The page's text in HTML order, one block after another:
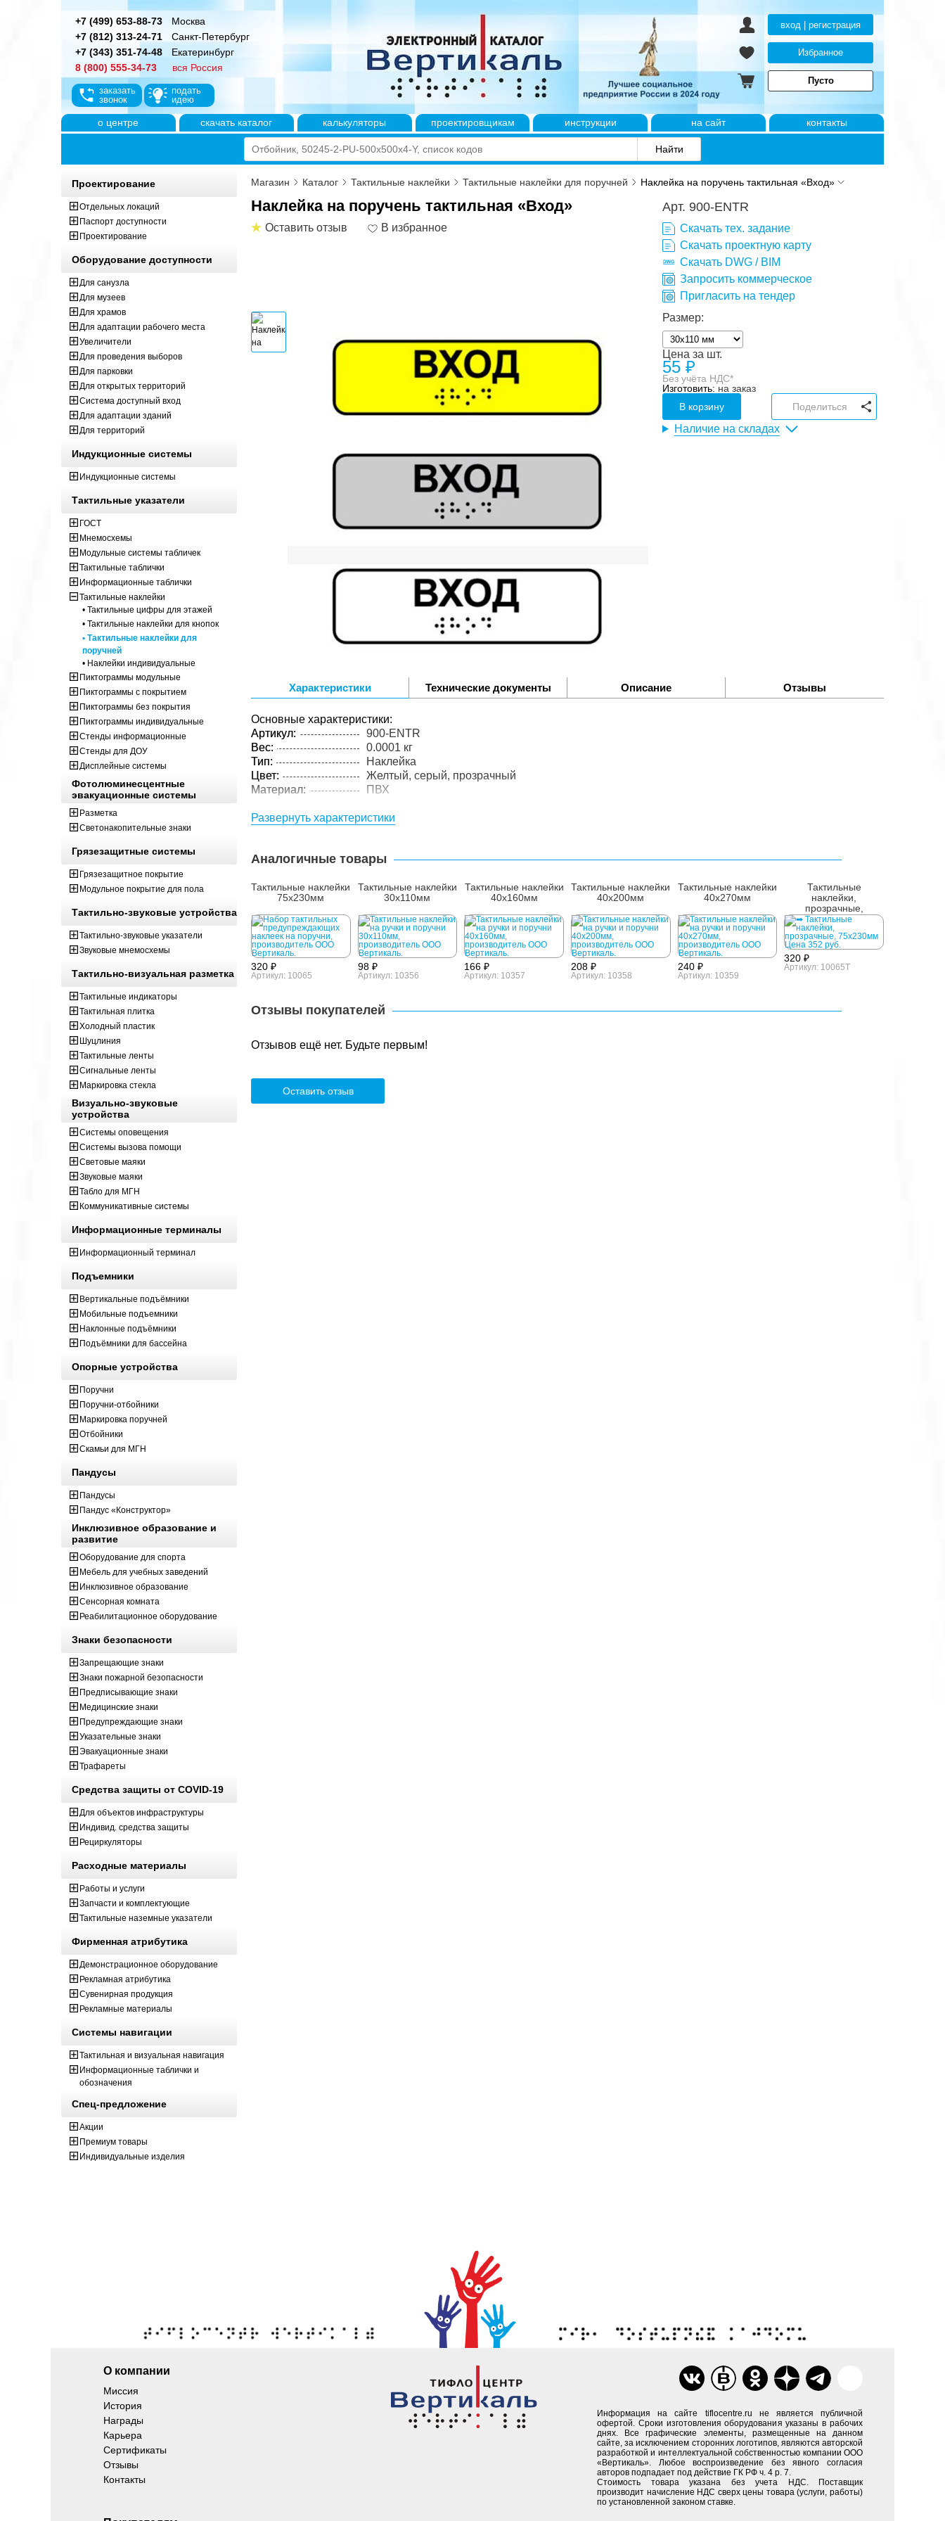
+7 (499) 653-88-73
Москва
+7 (812) 313-24-71
Санкт-Петербург
+7 (343) 351-74-48
Екатеринбург
8 (800) 555-34-73
вся Россия
заказать
звонок
подать
идею
вход | регистрация
Избранное
Пусто
о центре скачать каталог калькуляторы проектировщикам инструкции на сайт контакты
Магазин Каталог Тактильные наклейки Тактильные наклейки для поручней Наклейка на поручень тактильная «Вход»
Наклейка на поручень тактильная «Вход»
Оставить отзыв
Арт. 900-ENTR
Скачать тех. задание
Скачать проектную карту
Скачать DWG / BIM
Запросить коммерческое
Пригласить на тендер
Размер:
Цена за шт.
55 ₽
Без учёта НДС*
Изготовить: на заказ
В корзину
Поделиться
Наличие на складах
Характеристики Технические документы Описание Отзывы
Основные характеристики:
Артикул:
900-ENTR
Вес:
0.0001 кг
Тип:
Наклейка
Цвет:
Желтый, серый, прозрачный
Материал:
ПВХ
Развернуть характеристики
Аналогичные товары
Тактильные наклейки
75x230мм
320 ₽
Артикул: 10065
Тактильные наклейки
30х110мм
98 ₽
Артикул: 10356
Тактильные наклейки
40х160мм
166 ₽
Артикул: 10357
Тактильные наклейки
40х200мм
208 ₽
Артикул: 10358
Тактильные наклейки
40х270мм
240 ₽
Артикул: 10359
Тактильные
наклейки,
прозрачные,
75x230мм
320 ₽
Артикул: 10065T
Отзывы покупателей
Отзывов ещё нет. Будьте первым!
Оставить отзыв
Проектирование
Отдельных локаций
Паспорт доступности
Проектирование
Оборудование доступности
Для санузла
Для музеев
Для храмов
Для адаптации рабочего места
Увеличители
Для проведения выборов
Для парковки
Для открытых территорий
Система доступный вход
Для адаптации зданий
Для территорий
Индукционные системы
Индукционные системы
Тактильные указатели
ГОСТ
Мнемосхемы
Модульные системы табличек
Тактильные таблички
Информационные таблички
Тактильные наклейки
• Тактильные цифры для этажей
• Тактильные наклейки для кнопок
• Тактильные наклейки для
поручней
• Наклейки индивидуальные
Пиктограммы модульные
Пиктограммы с покрытием
Пиктограммы без покрытия
Пиктограммы индивидуальные
Стенды информационные
Стенды для ДОУ
Дисплейные системы
Фотолюминесцентные
эвакуационные системы
Разметка
Светонакопительные знаки
Грязезащитные системы
Грязезащитное покрытие
Модульное покрытие для пола
Тактильно-звуковые устройства
Тактильно-звуковые указатели
Звуковые мнемосхемы
Тактильно-визуальная разметка
Тактильные индикаторы
Тактильная плитка
Холодный пластик
Шуцлиния
Тактильные ленты
Сигнальные ленты
Маркировка стекла
Визуально-звуковые
устройства
Системы оповещения
Системы вызова помощи
Световые маяки
Звуковые маяки
Табло для МГН
Коммуникативные системы
Информационные терминалы
Информационный терминал
Подъемники
Вертикальные подъёмники
Мобильные подъемники
Наклонные подъёмники
Подъёмники для бассейна
Опорные устройства
Поручни
Поручни-отбойники
Маркировка поручней
Отбойники
Скамьи для МГН
Пандусы
Пандусы
Пандус «Конструктор»
Инклюзивное образование и
развитие
Оборудование для спорта
Мебель для учебных заведений
Инклюзивное образование
Сенсорная комната
Реабилитационное оборудование
Знаки безопасности
Запрещающие знаки
Знаки пожарной безопасности
Предписывающие знаки
Медицинские знаки
Предупреждающие знаки
Указательные знаки
Эвакуационные знаки
Трафареты
Средства защиты от COVID-19
Для объектов инфраструктуры
Индивид. средства защиты
Рециркуляторы
Расходные материалы
Работы и услуги
Запчасти и комплектующие
Тактильные наземные указатели
Фирменная атрибутика
Демонстрационное оборудование
Рекламная атрибутика
Сувенирная продукция
Рекламные материалы
Системы навигации
Тактильная и визуальная навигация
Информационные таблички и
обозначения
Спец-предложение
Акции
Премиум товары
Индивидуальные изделия
О компании
Миссия
История
Награды
Карьера
Сертификаты
Отзывы
Контакты
Информация на сайте tiflocentre.ru не является публичной
офертой. Сроки изготовления оборудования указаны в рабочих
днях. Все графические элементы, размещенные на данном
сайте, за исключением сторонних логотипов, являются авторской
разработкой и интеллектуальной собственностью компании ООО
«Вертикаль». Любое воспроизведение без явного согласия
авторов подпадает под действие ГК РФ ч. 4 р. 7.
Стоимость товара указана без учета НДС. Поставщик
производит начисление НДС сверх цены товара (услуги, работы)
по установленной законом ставке.